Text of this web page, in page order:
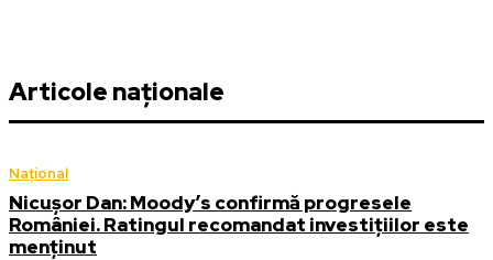
Articole naționale
Național
Nicușor Dan: Moody’s confirmă progresele
României. Ratingul recomandat investițiilor este
menținut